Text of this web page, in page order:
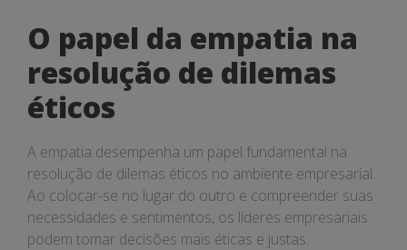
de
dilemas
éticos
O papel da empatia na
resolução de dilemas
éticos
A empatia desempenha um papel fundamental na
resolução de dilemas éticos no ambiente empresarial.
Ao colocar-se no lugar do outro e compreender suas
necessidades e sentimentos, os líderes empresariais
podem tomar decisões mais éticas e justas.